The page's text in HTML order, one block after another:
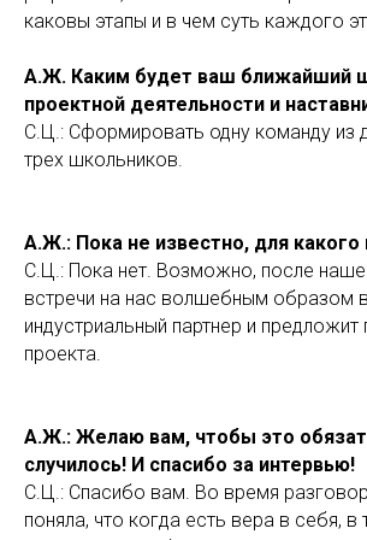
каковы этапы и в чем суть каждого
А.Ж. Каким будет ваш ближайший
проектной деятельности и
С.Ц.: Сформировать одну команду из
трех школьников.
А.Ж.: Пока не известно, для какого
С.Ц.: Пока нет. Возможно, после
встречи на нас волшебным образом
индустриальный партнер и
проекта.
А.Ж.: Желаю вам, чтобы это
случилось! И спасибо за интервью!
С.Ц.: Спасибо вам. Во время
поняла, что когда есть вера в себя, в